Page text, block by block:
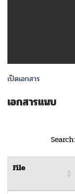
เปิดเอกสาร
เอกสารแนบ
Search:
File